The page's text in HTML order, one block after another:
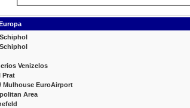
Venizelos
Prat
Mulhouse EuroAirport
Area